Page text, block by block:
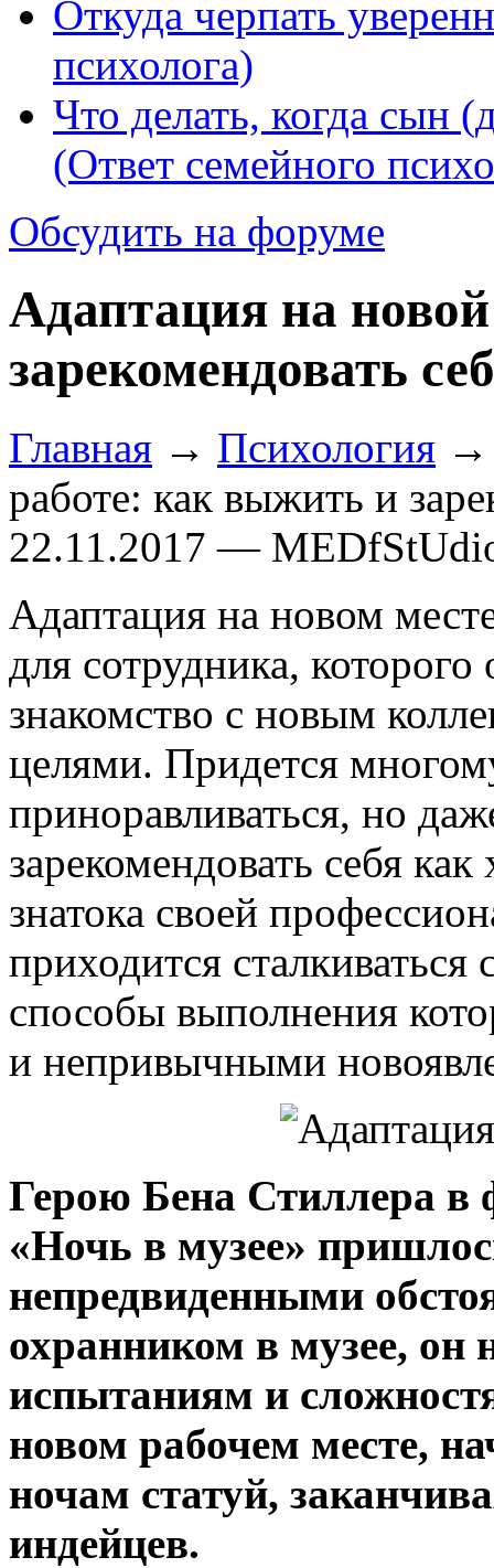
Откуда черпать
психолога)
Что делать, когда сын
(Ответ семейного
Обсудить на форуме
Адаптация на
зарекомендовать
Главная → Психология
работе: как выжить и
22.11.2017 —
Адаптация на новом
для сотрудника,
знакомство с новым
целями. Придется
приноравливаться, но
зарекомендовать себя
знатока своей
приходится
способы выполнения
и непривычными
Герою Бена Стиллера в
«Ночь в музее»
непредвиденными
охранником в музее, он
испытаниям и
новом рабочем месте,
ночам статуй,
индейцев.